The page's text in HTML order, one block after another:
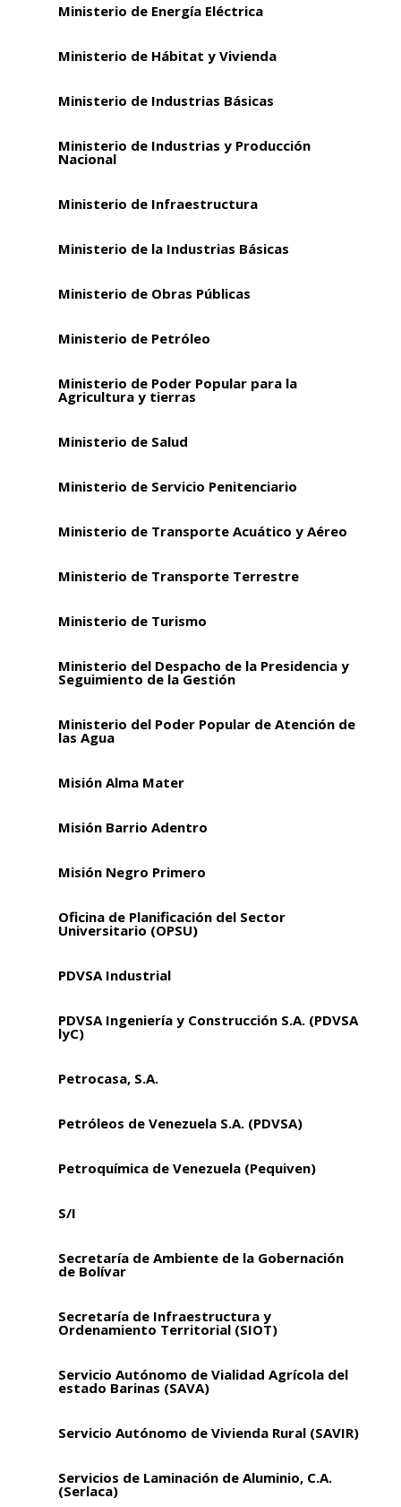
Ministerio de Energía Eléctrica
Ministerio de Hábitat y Vivienda
Ministerio de Industrias Básicas
Ministerio de Industrias y Producción
Nacional
Ministerio de Infraestructura
Ministerio de la Industrias Básicas
Ministerio de Obras Públicas
Ministerio de Petróleo
Ministerio de Poder Popular para la
Agricultura y tierras
Ministerio de Salud
Ministerio de Servicio Penitenciario
Ministerio de Transporte Acuático y Aéreo
Ministerio de Transporte Terrestre
Ministerio de Turismo
Ministerio del Despacho de la Presidencia y
Seguimiento de la Gestión
Ministerio del Poder Popular de Atención de
las Agua
Misión Alma Mater
Misión Barrio Adentro
Misión Negro Primero
Oficina de Planificación del Sector
Universitario (OPSU)
PDVSA Industrial
PDVSA Ingeniería y Construcción S.A. (PDVSA
lyC)
Petrocasa, S.A.
Petróleos de Venezuela S.A. (PDVSA)
Petroquímica de Venezuela (Pequiven)
S/I
Secretaría de Ambiente de la Gobernación
de Bolívar
Secretaría de Infraestructura y
Ordenamiento Territorial (SIOT)
Servicio Autónomo de Vialidad Agrícola del
estado Barinas (SAVA)
Servicio Autónomo de Vivienda Rural (SAVIR)
Servicios de Laminación de Aluminio, C.A.
(Serlaca)